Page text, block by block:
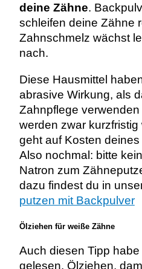
deine Zähne.
schleifen deine Zähne
Zahnschmelz wächst
nach.
Diese Hausmittel
abrasive Wirkung, als
Zahnpflege
werden zwar
geht auf Kosten
Also nochmal: bitte
Natron zum
dazu findest du in
putzen mit Backpulver
Ölziehen für weiße Zähne
Auch diesen Tipp
gelesen. Ölziehen,